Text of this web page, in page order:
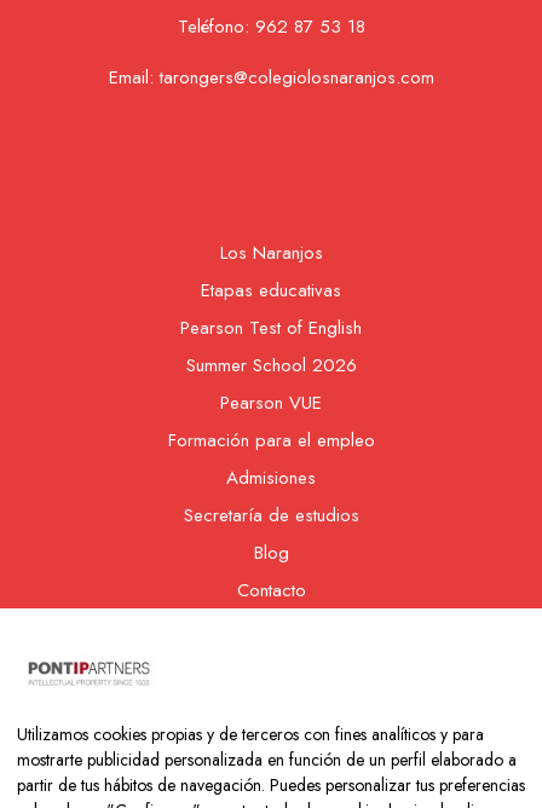
Teléfono: 962 87 53 18
Email:tarongers@colegiolosnaranjos.com
Los Naranjos
Etapas educativas
Pearson Test of English
Summer School 2026
Pearson VUE
Formación para el empleo
Admisiones
Secretaría de estudios
Blog
Contacto
Utilizamos cookies propias y de terceros con fines analíticos y para
mostrarte publicidad personalizada en función de un perfil elaborado a
partir de tus hábitos de navegación. Puedes personalizar tus preferencias